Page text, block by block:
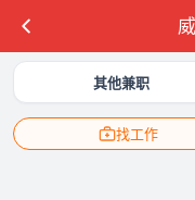
其他兼职
找工作